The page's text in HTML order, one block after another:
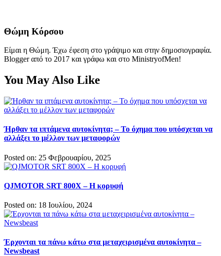
Θώμη Κόρσου
Είμαι η Θώμη. Έχω έφεση στο γράψιμο και στην δημοσιογραφία.
Blogger από το 2017 και γράφω και στο MinistryofMen!
You May Also Like
Ήρθαν τα ιπτάμενα αυτοκίνητα; – Το όχημα που υπόσχεται να
αλλάξει το μέλλον των μεταφορών
Posted on: 25 Φεβρουαρίου, 2025
QJMOTOR SRT 800X – Η κορυφή
Posted on: 18 Ιουλίου, 2024
Έρχονται τα πάνω κάτω στα μεταχειρισμένα αυτοκίνητα –
Newsbeast